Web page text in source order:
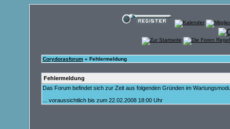
Corydorasforum» Fehlermeldung
Fehlermeldung
Das Forum befindet sich zur Zeit aus folgenden Gründen im
... voraussichtlich bis zum 22.02.2008 18:00 Uhr